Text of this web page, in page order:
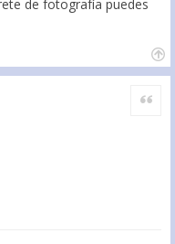
de fotografía puedes
Citar